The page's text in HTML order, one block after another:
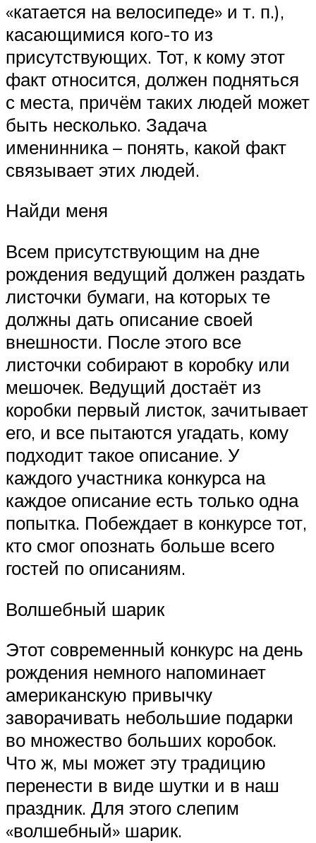
«катается на велосипеде» и т. п.),
касающимися кого-то из
присутствующих. Тот, к кому этот
факт относится, должен подняться
с места, причём таких людей может
быть несколько. Задача
именинника – понять, какой факт
связывает этих людей.
Найди меня
Всем присутствующим на дне
рождения ведущий должен раздать
листочки бумаги, на которых те
должны дать описание своей
внешности. После этого все
листочки собирают в коробку или
мешочек. Ведущий достаёт из
коробки первый листок, зачитывает
его, и все пытаются угадать, кому
подходит такое описание. У
каждого участника конкурса на
каждое описание есть только одна
попытка. Побеждает в конкурсе тот,
кто смог опознать больше всего
гостей по описаниям.
Волшебный шарик
Этот современный конкурс на день
рождения немного напоминает
американскую привычку
заворачивать небольшие подарки
во множество больших коробок.
Что ж, мы может эту традицию
перенести в виде шутки и в наш
праздник. Для этого слепим
«волшебный» шарик.